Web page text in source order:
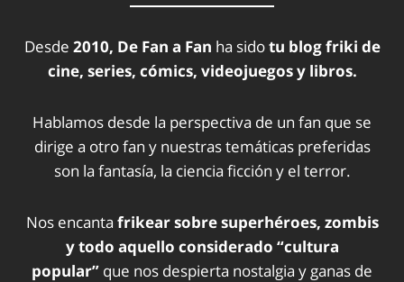
Desde 2010, De Fan a Fan ha sidotu blog friki de
cine, series, cómics, videojuegos y libros.
Hablamos desde la perspectiva de un fan que se
dirige a otro fan y nuestras temáticas preferidas
son la fantasía, la ciencia ficción y el terror.
Nos encanta frikear sobre superhéroes, zombis
y todo aquello considerado “cultura
popular” que nos despierta nostalgia y ganas de